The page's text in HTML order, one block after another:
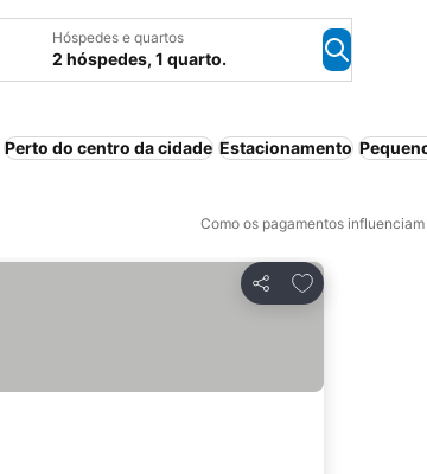
Hóspedes e quartos
2 hóspedes, 1 quarto.
Perto do centro da cidade Estacionamento
Como os pagamentos
Partilhar
Adicionar aos